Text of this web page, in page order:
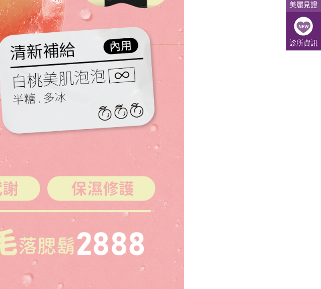
美麗見證
診所資訊